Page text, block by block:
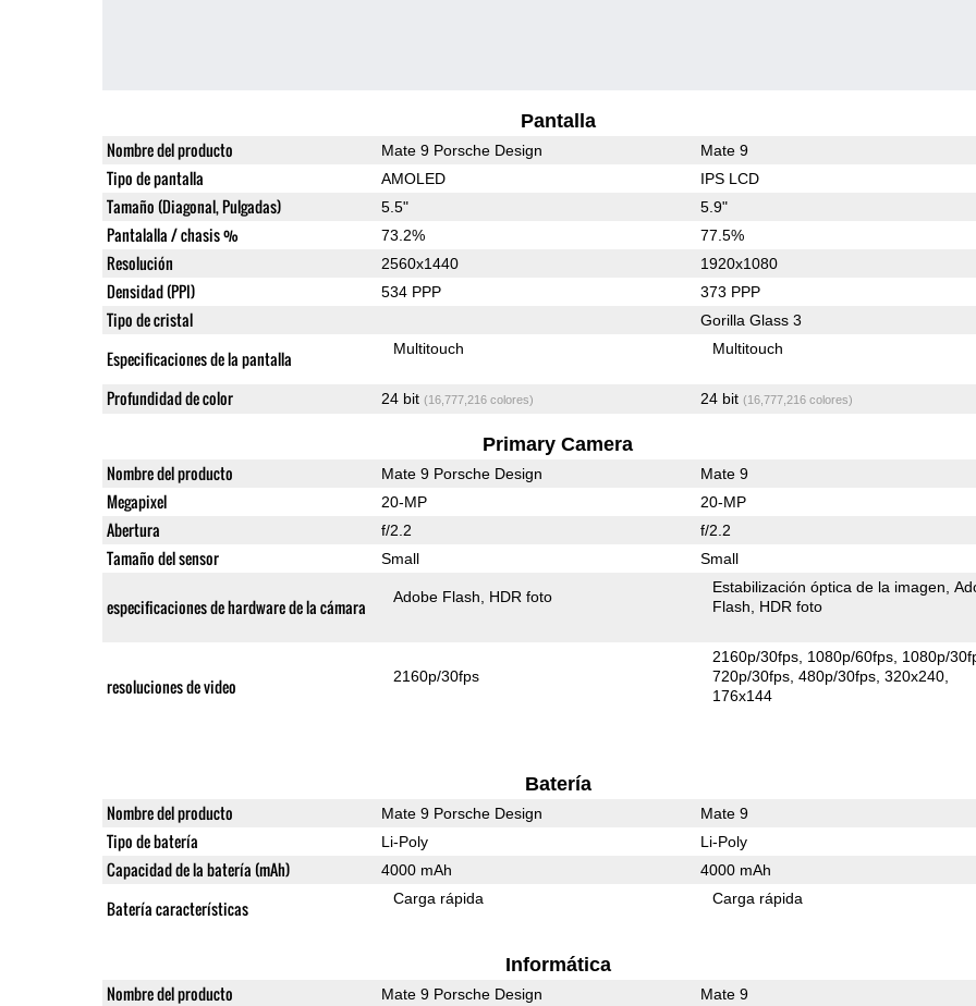
Pantalla
Nombre del producto Mate 9 Porsche Design Mate 9
Tipo de pantalla AMOLED IPS LCD
Tamaño (Diagonal, Pulgadas) 5.5" 5.9"
Pantalalla / chasis % 73.2% 77.5%
Resolución 2560x1440 1920x1080
Densidad (PPI) 534 PPP 373 PPP
Tipo de cristal Gorilla Glass 3
Especificaciones de la pantalla Multitouch Multitouch
Profundidad de color 24 bit (16,777,216 colores) 24 bit (16,777,216 colores)
Primary Camera
Nombre del producto Mate 9 Porsche Design Mate 9
Megapixel 20-MP 20-MP
Abertura f/2.2 f/2.2
Tamaño del sensor Small Small
especificaciones de hardware de la cámara Adobe Flash HDR foto
Estabilización óptica de la imagen
Flash
HDR foto
resoluciones de video 2160p/30fps
2160p/30fps 1080p/60fps 1080p/
720p/30fps 480p/30fps 320x240
176x144
Batería
Nombre del producto Mate 9 Porsche Design Mate 9
Tipo de batería Li-Poly Li-Poly
Capacidad de la batería (mAh) 4000 mAh 4000 mAh
Batería características Carga rápida Carga rápida
Informática
Nombre del producto Mate 9 Porsche Design Mate 9